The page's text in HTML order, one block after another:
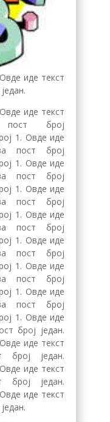
иде текст
иде текст
број
1. Овде иде
пост број
1. Овде иде
пост број
1. Овде иде
пост број
1. Овде иде
пост број
1. Овде иде
пост број
1. Овде иде
пост број
1. Овде иде
пост број
1. Овде иде
број један.
иде текст
број један.
иде текст
број један.
иде текст